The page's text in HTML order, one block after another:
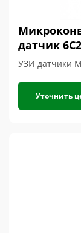
датчик 6C2
УЗИ датчики
Уточнить